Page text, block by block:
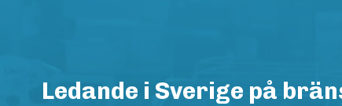
Ledande i Sverige på